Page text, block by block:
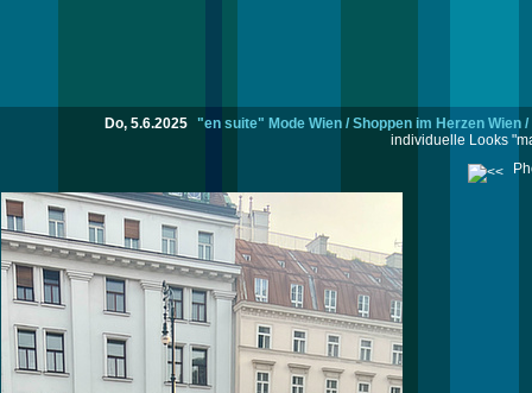
Do, 5.6.2025 "en suite" Mode Wien / Shoppen im Herzen Wien
individuelle Looks